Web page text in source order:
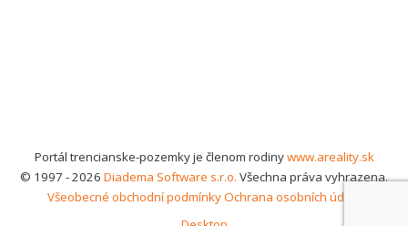
Portál trencianske-pozemky je členom rodinywww.areality.sk
© 1997 - 2026 Diadema Software s.r.o. Všechna práva vyhrazena.
Všeobecné obchodní podmínkyOchrana osobních údajů